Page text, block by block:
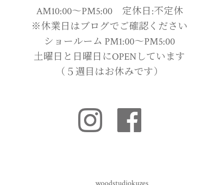
AM10:00〜PM5:00 定休日:不定休
※休業日はブログでご確認ください
ショールーム PM1:00〜PM5:00
土曜日と日曜日にOPENしています
（５週目はお休みです）